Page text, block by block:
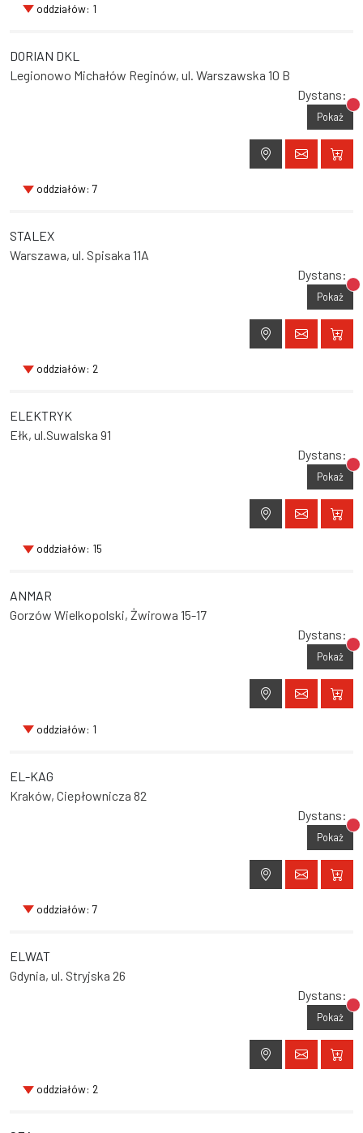
oddziałów: 1
DORIAN DKL
Legionowo Michałów Reginów, ul. Warszawska 10 B
Dystans:
Pokaż
oddziałów: 7
STALEX
Warszawa, ul. Spisaka 11A
Dystans:
Pokaż
oddziałów: 2
ELEKTRYK
Ełk, ul.Suwalska 91
Dystans:
Pokaż
oddziałów: 15
ANMAR
Gorzów Wielkopolski, Żwirowa 15-17
Dystans:
Pokaż
oddziałów: 1
EL-KAG
Kraków, Ciepłownicza 82
Dystans:
Pokaż
oddziałów: 7
ELWAT
Gdynia, ul. Stryjska 26
Dystans:
Pokaż
oddziałów: 2